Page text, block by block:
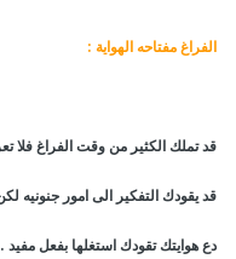
الفراغ مفتاحه الهواية :
قد تملك الكثير من وقت الفراغ فلا
قد يقودك التفكير الى امور جنونيه
دع هوايتك تقودك استغلها بفعل مفيد ..